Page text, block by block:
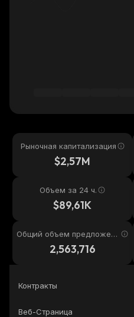
Рыночная капитализация
$2,57M
Объем за 24 ч.
$89,61K
Общий объем предложени
2,563,716
Контракты
Веб-Страница